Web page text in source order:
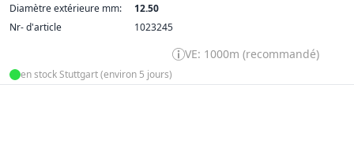
Diamètre extérieure mm:
12.50
Nr- d'article
1023245
VE: 1000m (recommandé)
en stock Stuttgart (environ 5 jours)